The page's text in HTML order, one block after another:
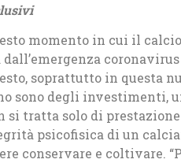
momento in cui il
soprattutto in questa
sono degli investimenti,
si tratta solo di
psicofisica di un
conservare e coltivare.